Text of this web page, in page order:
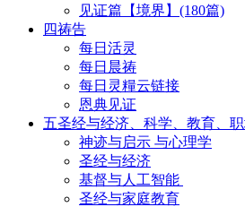
见证篇【境界】(180篇)
四祷告
每日活灵
每日晨祷
每日灵糧云链接
恩典见证
五圣经与经济、科学、教育、
神迹与启示 与心理学
圣经与经济
基督与人工智能
圣经与家庭教育